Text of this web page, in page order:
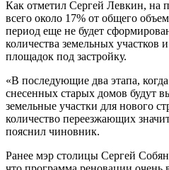
Как отметил Сергей Левкин, на
всего около 17% от общего
период еще не будет
количества земельных участков
площадок под застройку.
«В последующие два этапа,
снесенных старых домов будут
земельные участки для нового
количество переезжающих
пояснил чиновник.
Ранее мэр столицы Сергей